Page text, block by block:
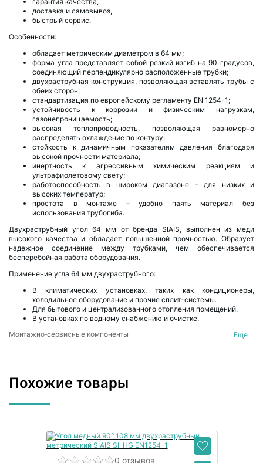
доставка и самовывоз,
быстрый сервис.
Особенности:
обладает метрическим диаметром в 64 мм;
форма угла представляет собой резкий изгиб на 90 градусов,
соединяющий перпендикулярно расположенные трубки;
двухраструбная конструкция, позволяющая вставлять трубы с
обеих сторон;
стандартизация по европейскому регламенту EN 1254-1;
устойчивость к коррозии и физическим нагрузкам,
газонепроницаемость;
высокая теплопроводность, позволяющая равномерно
распределять охлаждение по контуру;
стойкость к динамичным показателям давления благодаря
высокой прочности материала;
инертность к агрессивным химическим реакциям и
ультрафиолетовому свету;
работоспособность в широком диапазоне – для низких и
высоких температур;
простота в монтаже – удобно паять материал без
использования трубогиба.
Двухраструбный угол 64 мм от бренда SIAIS, выполнен из меди
высокого качества и обладает повышенной прочностью. Образует
надежное соединение между трубками, чем обеспечивается
бесперебойная работа оборудования.
Применение угла 64 мм двухраструбного:
В климатических установках, таких как кондиционеры,
холодильное оборудование и прочие сплит-системы.
Для бытового и централизованного отопления помещений.
В установках по водному снабжению и очистке.
Монтажно‑сервисные компоненты
Еще
Похожие товары
0 отзывов